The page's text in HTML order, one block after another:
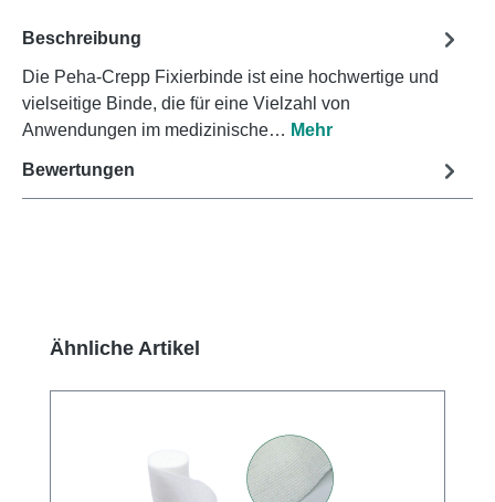
Beschreibung
Die Peha-Crepp Fixierbinde ist eine hochwertige und
vielseitige Binde, die für eine Vielzahl von
Anwendungen im medizinische… Mehr
Bewertungen
Produktgalerie überspringen
Ähnliche Artikel